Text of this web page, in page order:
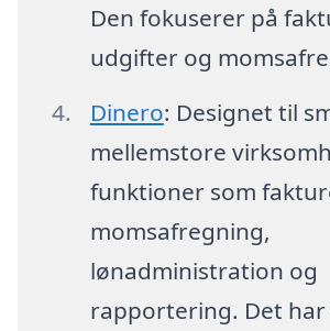
Den fokuserer på
udgifter og
Dinero: Designet til
mellemstore
funktioner som
momsafregning,
lønadministration og
rapportering. Det har